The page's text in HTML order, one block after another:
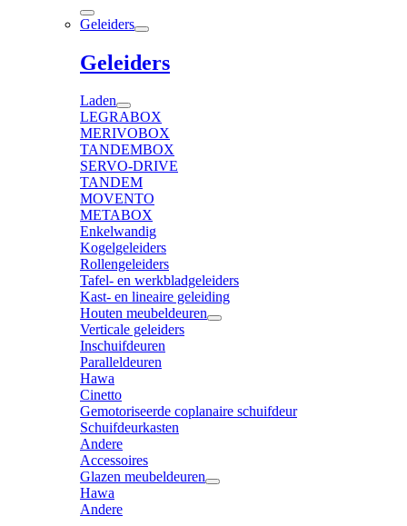
Geleiders
Geleiders
Laden
LEGRABOX
MERIVOBOX
TANDEMBOX
SERVO-DRIVE
TANDEM
MOVENTO
METABOX
Enkelwandig
Kogelgeleiders
Rollengeleiders
Tafel- en werkbladgeleiders
Kast- en lineaire geleiding
Houten meubeldeuren
Verticale geleiders
Inschuifdeuren
Paralleldeuren
Hawa
Cinetto
Gemotoriseerde coplanaire schuifdeur
Schuifdeurkasten
Andere
Accessoires
Glazen meubeldeuren
Hawa
Andere